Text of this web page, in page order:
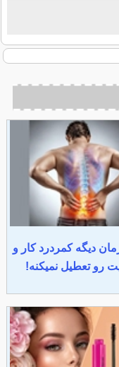
دیگه کمردرد کار و
رو تعطیل نمیکنه!